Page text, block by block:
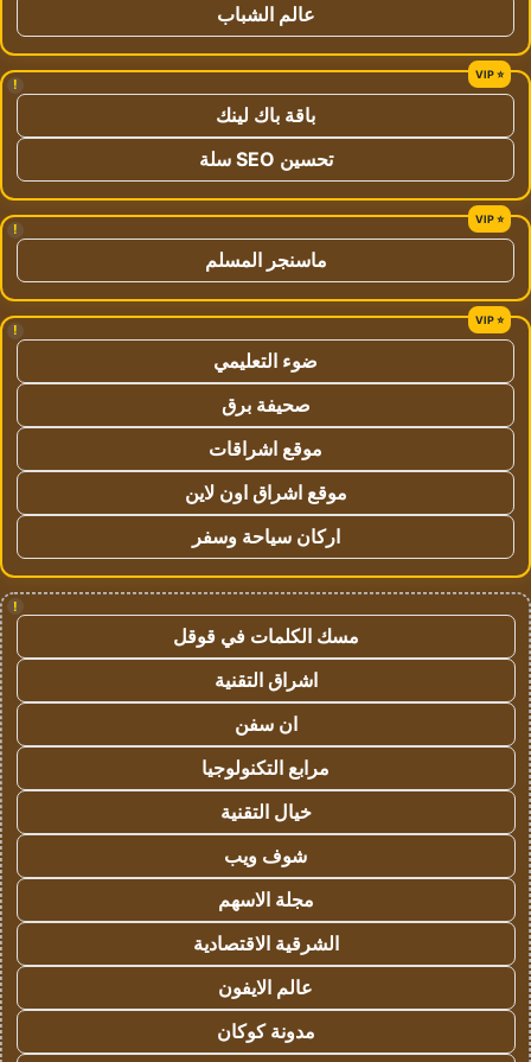
عالم الشباب
!
باقة باك لينك
تحسين SEO سلة
!
ماسنجر المسلم
!
ضوء التعليمي
صحيفة برق
موقع اشراقات
موقع اشراق اون لاين
اركان سياحة وسفر
!
مسك الكلمات في قوقل
اشراق التقنية
ان سفن
مرابع التكنولوجيا
خيال التقنية
شوف ويب
مجلة الاسهم
الشرقية الاقتصادية
عالم الايفون
مدونة كوكان